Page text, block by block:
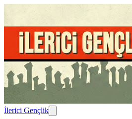
İlerici Gençlik